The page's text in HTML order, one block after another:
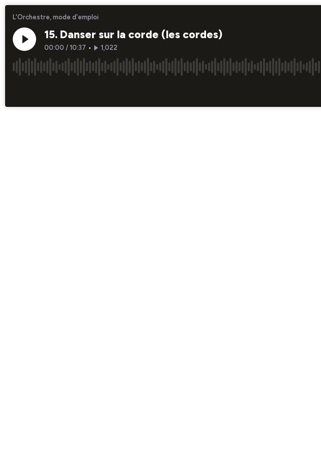
L'Orchestre, mode d'emploi
15. Danser sur la corde (les cordes)
00:00 /10:37 • 1,022